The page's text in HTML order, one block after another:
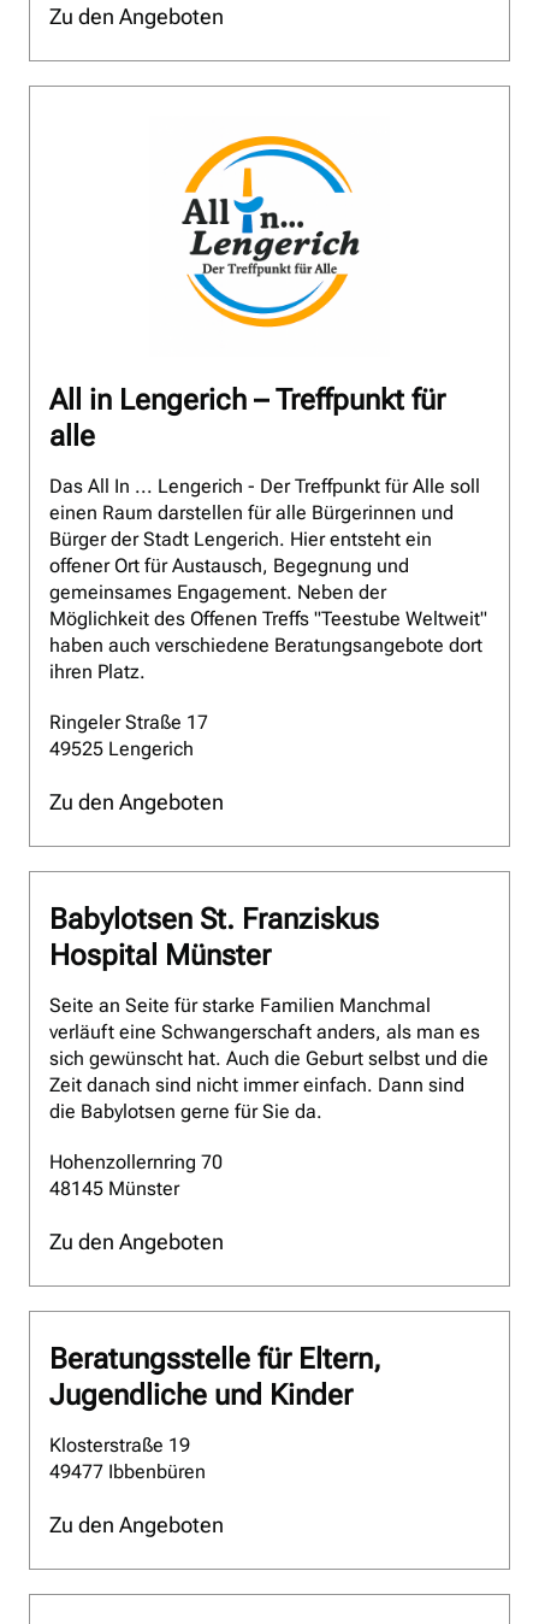
Zu den Angeboten
All in Lengerich – Treffpunkt für
alle
Das All In ... Lengerich - Der Treffpunkt für Alle soll
einen Raum darstellen für alle Bürgerinnen und
Bürger der Stadt Lengerich. Hier entsteht ein
offener Ort für Austausch, Begegnung und
gemeinsames Engagement. Neben der
Möglichkeit des Offenen Treffs "Teestube Weltweit"
haben auch verschiedene Beratungsangebote dort
ihren Platz.
Ringeler Straße 17
49525 Lengerich
Zu den Angeboten
Babylotsen St. Franziskus
Hospital Münster
Seite an Seite für starke Familien Manchmal
verläuft eine Schwangerschaft anders, als man es
sich gewünscht hat. Auch die Geburt selbst und die
Zeit danach sind nicht immer einfach. Dann sind
die Babylotsen gerne für Sie da.
Hohenzollernring 70
48145 Münster
Zu den Angeboten
Beratungsstelle für Eltern,
Jugendliche und Kinder
Klosterstraße 19
49477 Ibbenbüren
Zu den Angeboten